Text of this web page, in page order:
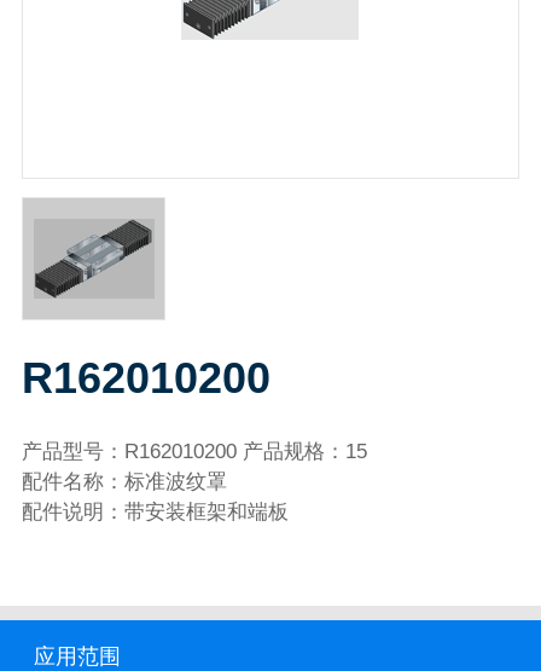
R162010200
产品型号：R162010200 产品规格：15
配件名称：标准波纹罩
配件说明：带安装框架和端板
应用范围